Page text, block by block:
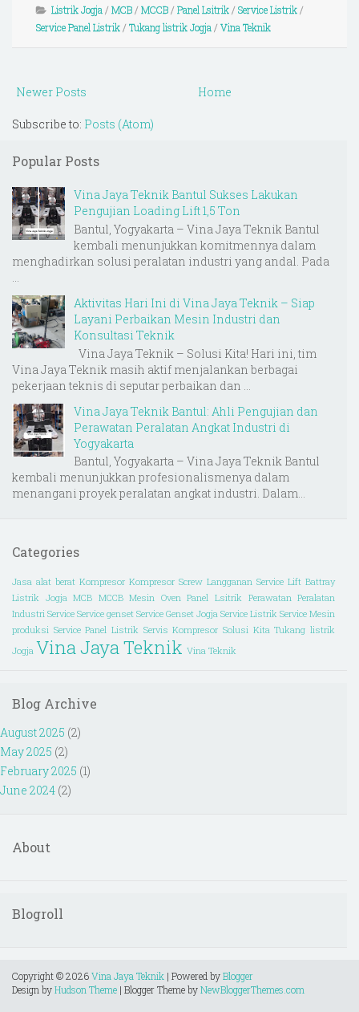
Listrik Jogja / MCB/ MCCB/ Panel Lsitrik/ Service Listrik/
Service Panel Listrik/ Tukang listrik Jogja / Vina Teknik
Newer Posts Home
Subscribe to: Posts (Atom)
Popular Posts
Vina Jaya Teknik Bantul Sukses Lakukan
Pengujian Loading Lift 1,5 Ton
Bantul, Yogyakarta – Vina Jaya Teknik Bantul
kembali menunjukkan komitmennya dalam
menghadirkan solusi peralatan industri yang andal. Pada
Aktivitas Hari Ini di Vina Jaya Teknik – Siap
Layani Perbaikan Mesin Industri dan
Konsultasi Teknik
Vina Jaya Teknik – Solusi Kita! Hari ini, tim
Vina Jaya Teknik masih aktif menjalankan berbagai
pekerjaan teknis di seputar perbaikan dan ...
Vina Jaya Teknik Bantul: Ahli Pengujian dan
Perawatan Peralatan Angkat Industri di
Yogyakarta
Bantul, Yogyakarta – Vina Jaya Teknik Bantul
kembali menunjukkan profesionalismenya dalam
menangani proyek peralatan angkat industri. Dalam...
Categories
Jasa alat berat Kompresor Kompresor Screw Langganan Service Lift Battray
Listrik Jogja MCB MCCB Mesin Oven Panel Lsitrik Perawatan Peralatan
Industri Service Service genset Service Genset Jogja Service Listrik Service Mesin
produksi Service Panel Listrik Servis Kompresor Solusi Kita Tukang listrik
Jogja Vina Jaya Teknik Vina Teknik
Blog Archive
August 2025 (2)
May 2025 (2)
February 2025 (1)
June 2024 (2)
About
Blogroll
Copyright ©2026Vina Jaya Teknik | Powered byBlogger
Design byHudson Theme | Blogger Theme byNewBloggerThemes.com